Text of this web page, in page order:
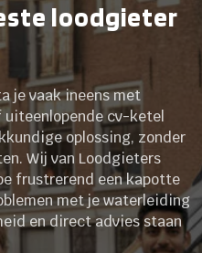
loodgieter
je vaak ineens met
cv-ketel
oplossing, zonder
Wij van Loodgieters
frustrerend een kapotte
met je waterleiding
en direct advies staan